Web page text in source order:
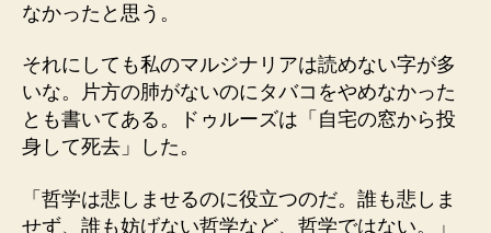
なかったと思う。
それにしても私のマルジナリアは読めない字が多
いな。片方の肺がないのにタバコをやめなかった
とも書いてある。ドゥルーズは「自宅の窓から投
身して死去」した。
「哲学は悲しませるのに役立つのだ。誰も悲しま
せず、誰も妨げない哲学など、哲学ではない。」